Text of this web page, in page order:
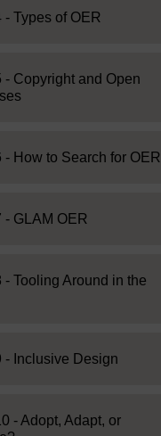
- Types of OER
- Copyright and Open
- How to Search for OER
- GLAM OER
- Tooling Around in the
- Inclusive Design
- Adopt, Adapt, or